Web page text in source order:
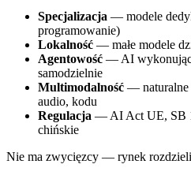
Specjalizacja — modele
programowanie)
Lokalność — małe modele
Agentowość — AI
samodzielnie
Multimodalność — naturalne
audio, kodu
Regulacja — AI Act UE, SB
chińskie
Nie ma zwycięzcy — rynek rozdzieli